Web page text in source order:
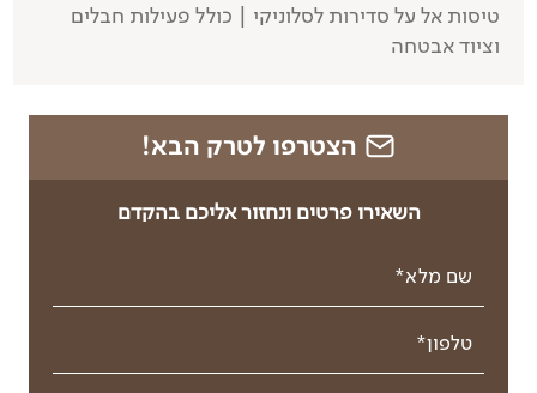
טיסות אל על סדירות לסלוניקי | כולל פעילות חבלים
וציוד אבטחה
הצטרפו לטרק הבא!
השאירו פרטים ונחזור אליכם בהקדם
שם מלא*
טלפון*